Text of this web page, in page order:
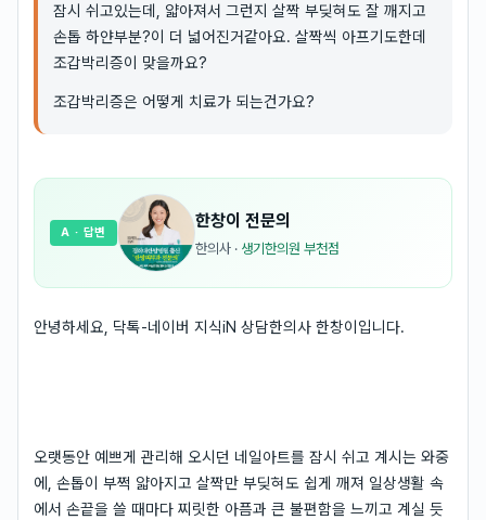
잠시 쉬고있는데, 얇아져서 그런지 살짝 부딪혀도 잘 깨지고
손톱 하얀부분?이 더 넓어진거같아요. 살짝씩 아프기도한데
조갑박리증이 맞을까요?
조갑박리증은 어떻게 치료가 되는건가요?
한창이 전문의
한의사 · 생기한의원 부천점
A · 답변
안녕하세요, 닥톡-네이버 지식iN 상담한의사 한창이입니다.
오랫동안 예쁘게 관리해 오시던 네일아트를 잠시 쉬고 계시는 와중
에, 손톱이 부쩍 얇아지고 살짝만 부딪혀도 쉽게 깨져 일상생활 속
에서 손끝을 쓸 때마다 찌릿한 아픔과 큰 불편함을 느끼고 계실 듯